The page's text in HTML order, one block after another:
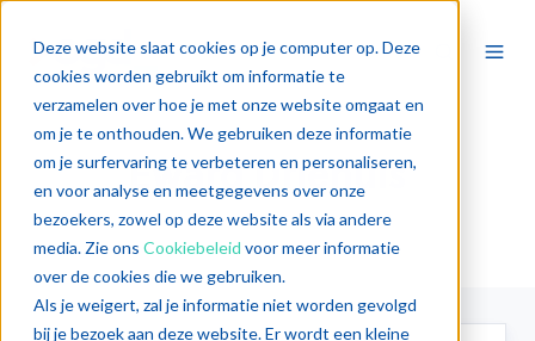
Deze website slaat cookies op je computer op. Deze
cookies worden gebruikt om informatie te
verzamelen over hoe je met onze website omgaat en
om je te onthouden. We gebruiken deze informatie
om je surfervaring te verbeteren en personaliseren,
en voor analyse en meetgegevens over onze
bezoekers, zowel op deze website als via andere
media. Zie ons Cookiebeleid voor meer informatie
over de cookies die we gebruiken.
Als je weigert, zal je informatie niet worden gevolgd
bij je bezoek aan deze website. Er wordt een kleine
Eward Driehuis